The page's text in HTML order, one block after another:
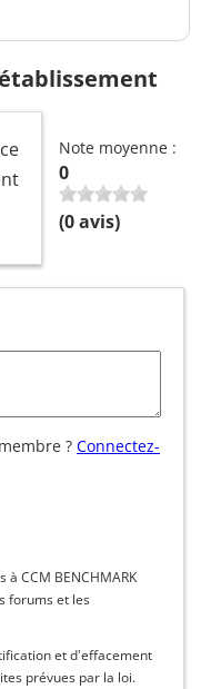
Note moyenne :
0
(0avis)
? Connectez-
CCM BENCHMARK
forums et les
et d'effacement
prévues par la loi.